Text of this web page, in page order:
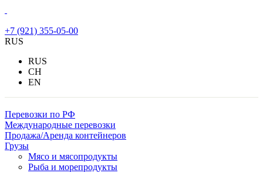
+7 (921) 355-05-00
RUS
RUS
CH
EN
Перевозки по РФ
Международные перевозки
Продажа/Аренда контейнеров
Грузы
Мясо и мясопродукты
Рыба и морепродукты